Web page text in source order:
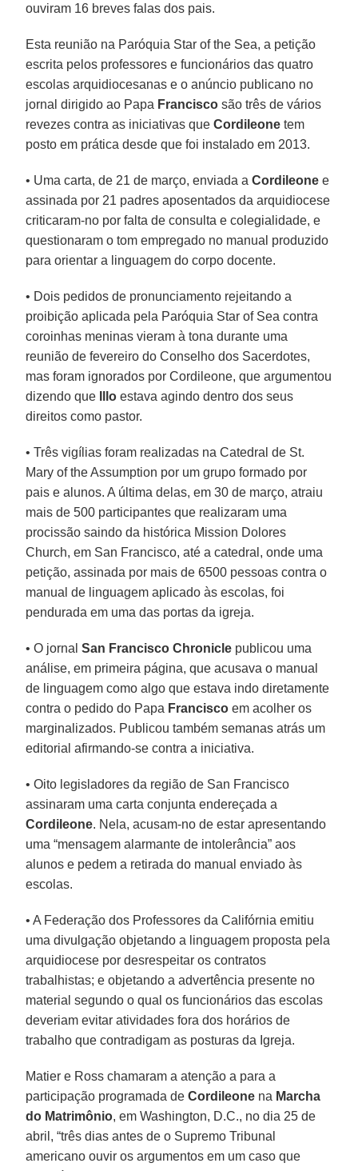
ouviram 16 breves falas dos pais.
Esta reunião na Paróquia Star of the Sea, a petição
escrita pelos professores e funcionários das quatro
escolas arquidiocesanas e o anúncio publicano no
jornal dirigido ao Papa Francisco são três de vários
revezes contra as iniciativas queCordileone tem
posto em prática desde que foi instalado em 2013.
• Uma carta, de 21 de março, enviada aCordileone e
assinada por 21 padres aposentados da arquidiocese
criticaram-no por falta de consulta e colegialidade, e
questionaram o tom empregado no manual produzido
para orientar a linguagem do corpo docente.
• Dois pedidos de pronunciamento rejeitando a
proibição aplicada pela Paróquia Star of Sea contra
coroinhas meninas vieram à tona durante uma
reunião de fevereiro do Conselho dos Sacerdotes,
mas foram ignorados por Cordileone, que argumentou
dizendo que Illo estava agindo dentro dos seus
direitos como pastor.
• Três vigílias foram realizadas na Catedral de St.
Mary of the Assumption por um grupo formado por
pais e alunos. A última delas, em 30 de março, atraiu
mais de 500 participantes que realizaram uma
procissão saindo da histórica Mission Dolores
Church, em San Francisco, até a catedral, onde uma
petição, assinada por mais de 6500 pessoas contra o
manual de linguagem aplicado às escolas, foi
pendurada em uma das portas da igreja.
• O jornalSan Francisco Chronicle publicou uma
análise, em primeira página, que acusava o manual
de linguagem como algo que estava indo diretamente
contra o pedido do Papa Francisco em acolher os
marginalizados. Publicou também semanas atrás um
editorial afirmando-se contra a iniciativa.
• Oito legisladores da região de San Francisco
assinaram uma carta conjunta endereçada a
Cordileone. Nela, acusam-no de estar apresentando
uma “mensagem alarmante de intolerância” aos
alunos e pedem a retirada do manual enviado às
escolas.
• A Federação dos Professores da Califórnia emitiu
uma divulgação objetando a linguagem proposta pela
arquidiocese por desrespeitar os contratos
trabalhistas; e objetando a advertência presente no
material segundo o qual os funcionários das escolas
deveriam evitar atividades fora dos horários de
trabalho que contradigam as posturas da Igreja.
Matier e Ross chamaram a atenção a para a
participação programada deCordileone na Marcha
do Matrimônio, em Washington, D.C., no dia 25 de
abril, “três dias antes de o Supremo Tribunal
americano ouvir os argumentos em um caso que